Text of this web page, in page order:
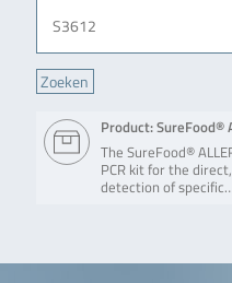
Product: SureFood®
The SureFood®
PCR kit for the
detection of